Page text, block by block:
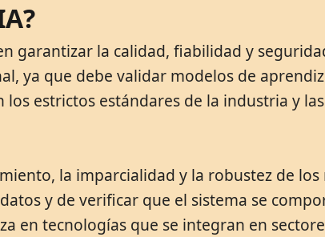
garantizar la calidad, fiabilidad y
ya que debe validar modelos de
estrictos estándares de la industria y
la imparcialidad y la robustez de
y de verificar que el sistema se
en tecnologías que se integran en